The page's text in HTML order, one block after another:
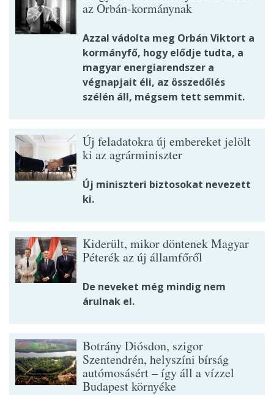
az Orbán-kormánynak
Azzal vádolta meg Orbán Viktort a
kormányfő, hogy elődje tudta, a
magyar energiarendszer a
végnapjait éli, az összedőlés
szélén áll, mégsem tett semmit.
Új feladatokra új embereket jelölt
ki az agrárminiszter
Új miniszteri biztosokat nevezett
ki.
Kiderült, mikor döntenek Magyar
Péterék az új államfőről
De neveket még mindig nem
árulnak el.
Botrány Diósdon, szigor
Szentendrén, helyszíni bírság
autómosásért – így áll a vízzel
Budapest környéke